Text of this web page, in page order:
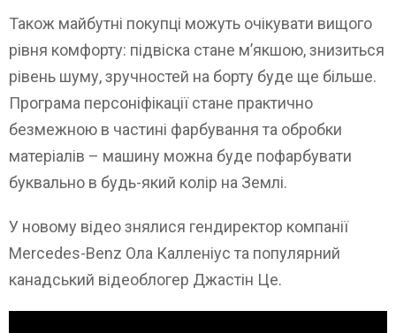
Також майбутні покупці можуть очікувати вищого
рівня комфорту: підвіска стане м’якшою, знизиться
рівень шуму, зручностей на борту буде ще більше.
Програма персоніфікації стане практично
безмежною в частині фарбування та обробки
матеріалів – машину можна буде пофарбувати
буквально в будь-який колір на Землі.
У новому відео знялися гендиректор компанії
Mercedes-Benz Ола Калленіус та популярний
канадський відеоблогер Джастін Це.